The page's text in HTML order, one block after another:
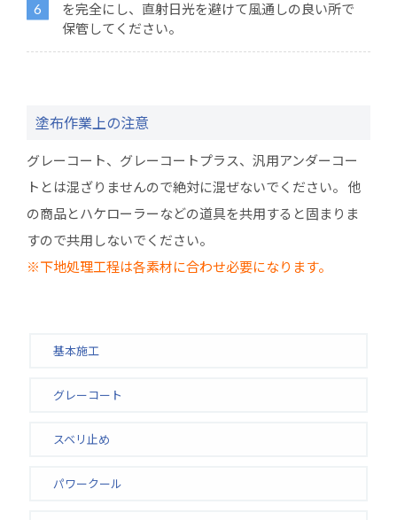
を完全にし、直射日光を避けて風通しの良い所で
保管してください。
塗布作業上の注意
グレーコート、グレーコートプラス、汎用アンダーコー
トとは混ざりませんので絶対に混ぜないでください。
他
の商品とハケローラーなどの道具を共用すると固まりま
すので共用しないでください。
※下地処理工程は各素材に合わせ必要になります。
基本施工
グレーコート
スベリ止め
パワークール